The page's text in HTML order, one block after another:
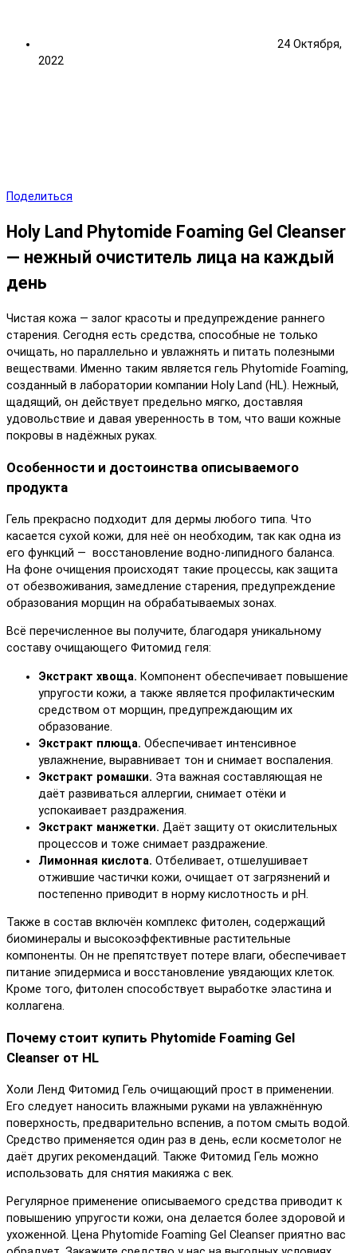
24 Октября,
2022
Поделиться
Holy Land Phytomide Foaming Gel Cleanser
— нежный очиститель лица на каждый
день
Чистая кожа — залог красоты и предупреждение раннего
старения. Сегодня есть средства, способные не только
очищать, но параллельно и увлажнять и питать полезными
веществами. Именно таким является гель Phytomide Foaming,
созданный в лаборатории компании Holy Land (HL). Нежный,
щадящий, он действует предельно мягко, доставляя
удовольствие и давая уверенность в том, что ваши кожные
покровы в надёжных руках.
Особенности и достоинства описываемого
продукта
Гель прекрасно подходит для дермы любого типа. Что
касается сухой кожи, для неё он необходим, так как одна из
его функций — восстановление водно-липидного баланса.
На фоне очищения происходят такие процессы, как защита
от обезвоживания, замедление старения, предупреждение
образования морщин на обрабатываемых зонах.
Всё перечисленное вы получите, благодаря уникальному
составу очищающего Фитомид геля:
Экстракт хвоща. Компонент обеспечивает повышение
упругости кожи, а также является профилактическим
средством от морщин, предупреждающим их
образование.
Экстракт плюща. Обеспечивает интенсивное
увлажнение, выравнивает тон и снимает воспаления.
Экстракт ромашки. Эта важная составляющая не
даёт развиваться аллергии, снимает отёки и
успокаивает раздражения.
Экстракт манжетки. Даёт защиту от окислительных
процессов и тоже снимает раздражение.
Лимонная кислота. Отбеливает, отшелушивает
отжившие частички кожи, очищает от загрязнений и
постепенно приводит в норму кислотность и pH.
Также в состав включён комплекс фитолен, содержащий
биоминералы и высокоэффективные растительные
компоненты. Он не препятствует потере влаги, обеспечивает
питание эпидермиса и восстановление увядающих клеток.
Кроме того, фитолен способствует выработке эластина и
коллагена.
Почему стоит купить Phytomide Foaming Gel
Cleanser от HL
Холи Ленд Фитомид Гель очищающий прост в применении.
Его следует наносить влажными руками на увлажнённую
поверхность, предварительно вспенив, а потом смыть водой.
Средство применяется один раз в день, если косметолог не
даёт других рекомендаций. Также Фитомид Гель можно
использовать для снятия макияжа с век.
Регулярное применение описываемого средства приводит к
повышению упругости кожи, она делается более здоровой и
ухоженной. Цена Phytomide Foaming Gel Cleanser приятно вас